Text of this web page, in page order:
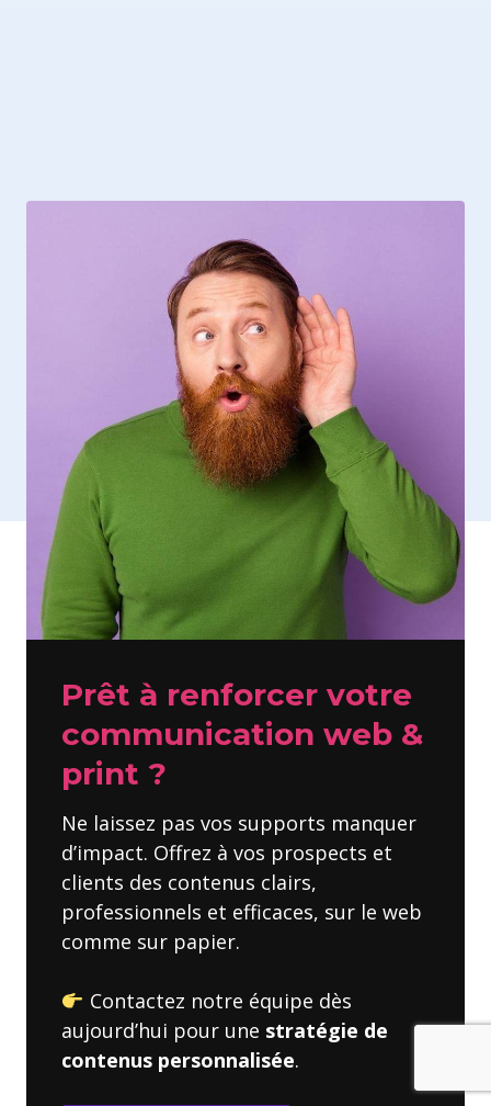
Prêt à renforcer votre
communication web &
print ?
Ne laissez pas vos supports manquer
d’impact. Offrez à vos prospects et
clients des contenus clairs,
professionnels et efficaces, sur le web
comme sur papier.
Contactez notre équipe dès
aujourd’hui pour une stratégie de
contenus personnalisée.